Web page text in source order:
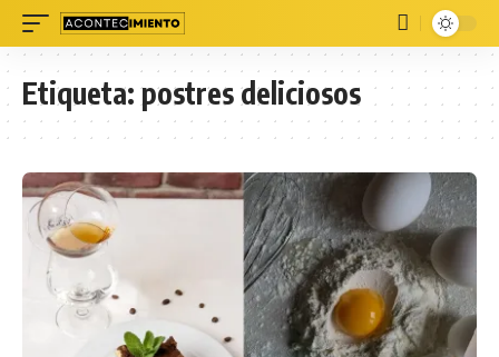
Etiqueta:postres deliciosos